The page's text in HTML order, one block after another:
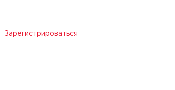
Зарегистрироваться